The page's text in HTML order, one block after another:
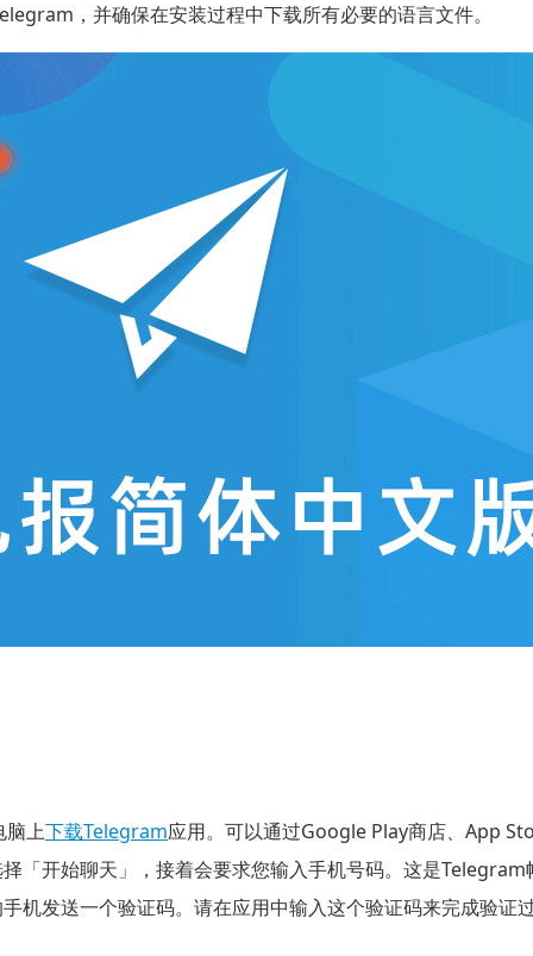
，并确保在安装过程中下载所有必要的语言文件。
脑上下载Telegram应用。可以通过Google Play商店、App
「开始聊天」，接着会要求您输入手机号码。这是
机发送一个验证码。请在应用中输入这个验证码来完成验证